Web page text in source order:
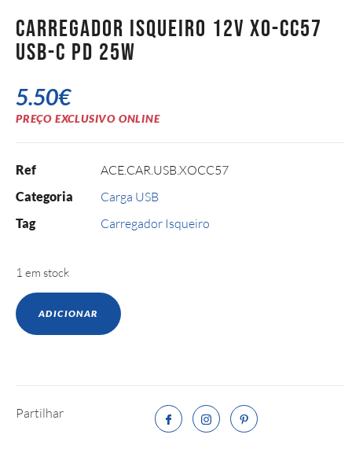
Carregador Isqueiro 12v XO-CC57
USB-C PD 25W
5.50€
PREÇO EXCLUSIVO ONLINE
Ref ACE.CAR.USB.XOCC57
Categoria Carga USB
Tag Carregador Isqueiro
1 em stock
ADICIONAR
Partilhar